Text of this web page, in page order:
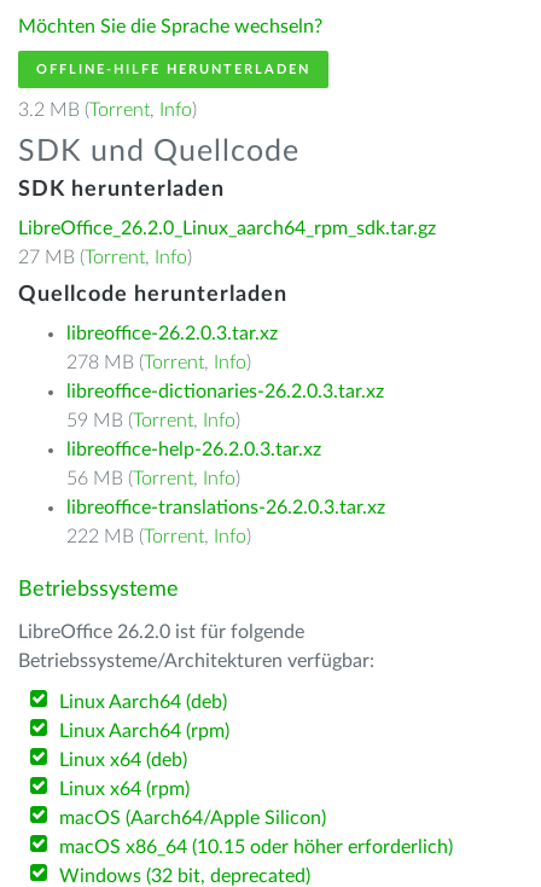
Möchten Sie die Sprache wechseln?
OFFLINE-HILFE HERUNTERLADEN
3.2 MB (Torrent, Info)
SDK und Quellcode
SDK herunterladen
LibreOffice_26.2.0_Linux_aarch64_rpm_sdk.tar.gz
27 MB (Torrent, Info)
Quellcode herunterladen
libreoffice-26.2.0.3.tar.xz
278 MB (Torrent, Info)
libreoffice-dictionaries-26.2.0.3.tar.xz
59 MB (Torrent, Info)
libreoffice-help-26.2.0.3.tar.xz
56 MB (Torrent, Info)
libreoffice-translations-26.2.0.3.tar.xz
222 MB (Torrent, Info)
Betriebssysteme
LibreOffice 26.2.0 ist für folgende
Betriebssysteme/Architekturen verfügbar:
Linux Aarch64 (deb)
Linux Aarch64 (rpm)
Linux x64 (deb)
Linux x64 (rpm)
macOS (Aarch64/Apple Silicon)
macOS x86_64 (10.15 oder höher erforderlich)
Windows (32 bit, deprecated)